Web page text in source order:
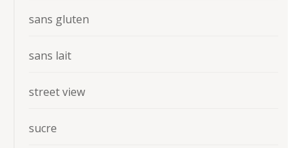
sans gluten
sans lait
street view
sucre